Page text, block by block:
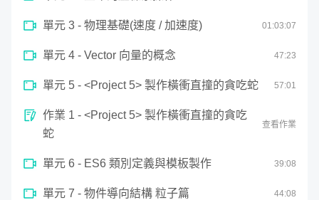
透過日常的案例與遊戲演繹，學習 JS 的陣列資料操作，從
基礎的變數、函數、迴圈概念，到結合使用Jquery等函式庫
與精心設計的應用範例上手入門程式開發，從0開始打下深
厚的程式基礎為Canvas結合大量程式數學做準備。
單元 5 - 網頁的切版與設計交接 12:25
繪圖基礎語法 與動畫原理
minutes,
seconds
單元 3 - 物理基礎(速度 / 加速度) 01:03:07
單元 4 - Vector 向量的概念 47:23
單元 5 - <Project 5> 製作橫衝直撞的貪吃蛇 57:01
作業 1 - <Project 5> 製作橫衝直撞的貪吃
蛇
查看作業
單元 6 - ES6 類別定義與模板製作 39:08
單元 7 - 物件導向結構 粒子篇 44:08